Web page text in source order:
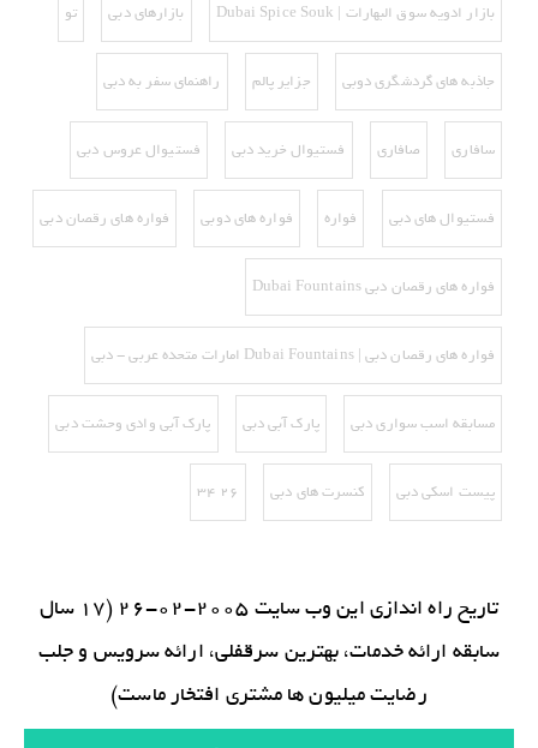
بازار ادویه سوق البهارات | Dubai Spice Souk بازارهای دبی تو
جاذبه های گردشگری دوبی جزایر پالم راهنمای سفر به دبی
سافاری صافاری فستیوال خرید دبی فستیوال عروس دبی
فستیوال های دبی فواره فواره های دوبی فواره های رقصان دبی
فواره های رقصان دبی Dubai Fountains
فواره های رقصان دبی | Dubai Fountains امارات متحده عربی - دبی
مسابقه اسب سواری دبی پارک آبی دبی پارک آبی وادی وحشت دبی
پیست اسکی دبی‌ کنسرت های دبی ۲۶ ۳۴
تاریخ راه اندازی این وب سایت 2005-02-26 (17 سال
سابقه ارائه خدمات، بهترین سرقفلی، ارائه سرویس و جلب
رضایت میلیون ها مشتری افتخار ماست)